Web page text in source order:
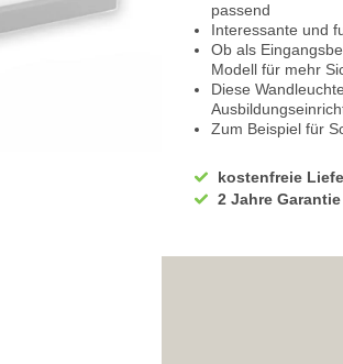
passend
Interessante und
Ob als
Modell für mehr
Diese
Zum Beispiel für
Für Bahnhöfe
Als
ebenfalls passend
Kann ebenso
Für Ihren Balkon
kostenfreie
2 Jahre Garantie